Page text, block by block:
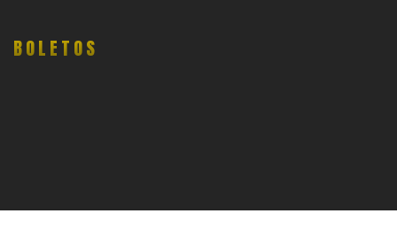
BOLETOS